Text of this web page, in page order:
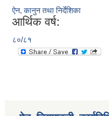
ऐन, कानुन तथा निर्देशिका
आर्थिक वर्ष:
८०/८१